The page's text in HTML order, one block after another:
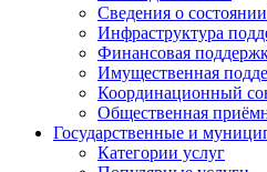
Сведения о
Инфраструктура
Финансовая
Имущественная
Координационный
Общественная
Государственные и
Категории услуг